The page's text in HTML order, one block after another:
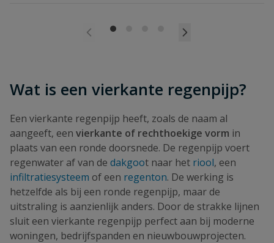
Wat is een vierkante regenpijp?
Een vierkante regenpijp heeft, zoals de naam al
aangeeft, een vierkante of rechthoekige vorm in
plaats van een ronde doorsnede. De regenpijp voert
regenwater af van de dakgoot naar het riool, een
infiltratiesysteem of een regenton. De werking is
hetzelfde als bij een ronde regenpijp, maar de
uitstraling is aanzienlijk anders. Door de strakke lijnen
sluit een vierkante regenpijp perfect aan bij moderne
woningen, bedrijfspanden en nieuwbouwprojecten.